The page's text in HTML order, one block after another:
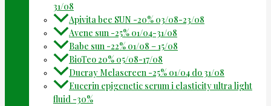
31/08
Apivita bee SUN -20% 03/08-23/08
Avene sun -25% 01/04-31/08
Babe sun -22% 01/08 – 15/08
BioTeo 20% 05/08-17/08
Ducray Melascreen -25% 01/04 do 31/08
Eucerin epigenetic serum i elasticity ultra light
fluid -30%